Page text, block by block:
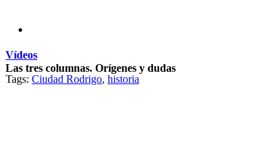
Vídeos
Las tres columnas. Orígenes y dudas
Tags: Ciudad Rodrigo, historia